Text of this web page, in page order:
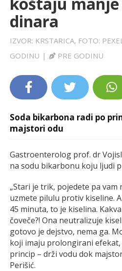
LIFESTYLE
dinara
IZVOR: KRSTARICA, FOTO:
GODINU | PRE GODINU
Soda bikarbona radi po
majstori odu
Gastroenterolog prof. dr
na sodu bikarbonu koju ljudi
„Stari je trik, pojedete pa vam
uzmete pilulu protiv kiseline.
45 minuta, to je kiselina.
čoveče?! Ona neutralizuje
gotovo je dejstvo, nema ga.
koji imaju prolongirani
princip – drži vodu dok
Perišić.